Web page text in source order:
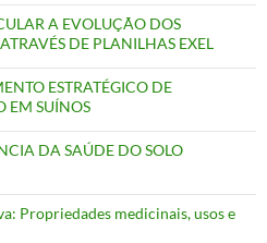
A EVOLUÇÃO DOS
DE PLANILHAS EXEL
ESTRATÉGICO DE
EM SUÍNOS
DA SAÚDE DO SOLO
Propriedades medicinais, usos e